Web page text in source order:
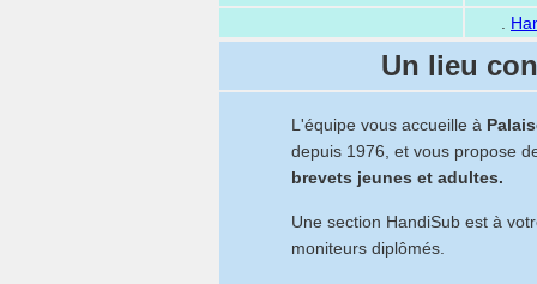
Un lieu
L'équipe vous accueille à
depuis 1976, et vous propose
brevets jeunes et adultes.
Une section HandiSub est à
moniteurs diplômés.